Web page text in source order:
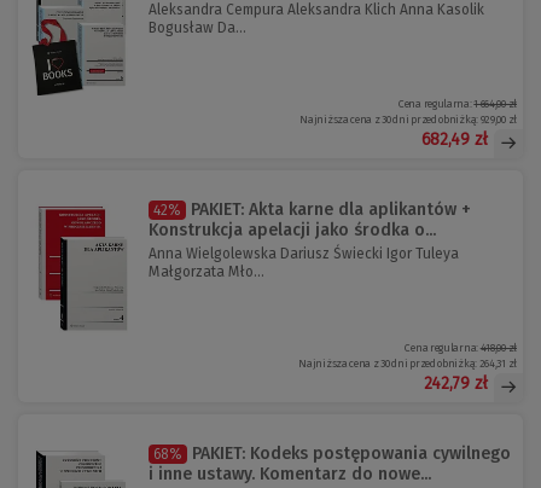
Aleksandra Cempura Aleksandra Klich Anna Kasolik
Bogusław Da...
Cena regularna:1 664,00 zł
Najniższa cena z 30 dni przed obniżką: 929,00 zł
682,49 zł
42%
PAKIET: Akta karne dla aplikantów +
Konstrukcja apelacji jako środka o...
Anna Wielgolewska Dariusz Świecki Igor Tuleya
Małgorzata Mło...
Cena regularna:418,00 zł
Najniższa cena z 30 dni przed obniżką: 264,31 zł
242,79 zł
68%
PAKIET: Kodeks postępowania cywilnego
i inne ustawy. Komentarz do nowe...